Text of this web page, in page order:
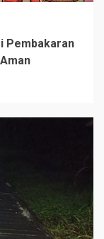
Pembakaran